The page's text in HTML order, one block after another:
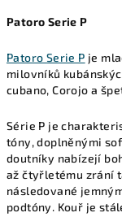
Patoro Serie P
Patoro Serie P je
milovníků
cubano, Corojo a
Série P je
tóny, doplněnými
doutníky nabízejí
až čtyřletému zrání
následované
podtóny. Kouř je